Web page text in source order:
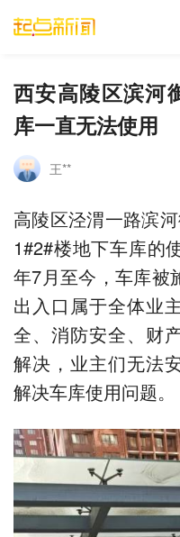
西安高陵区滨河
库一直无法使用
王**
高陵区泾渭一路滨
1#2#楼地下车库的
年7月至今，车库被
出入口属于全体业
全、消防安全、财
解决，业主们无法
解决车库使用问题。